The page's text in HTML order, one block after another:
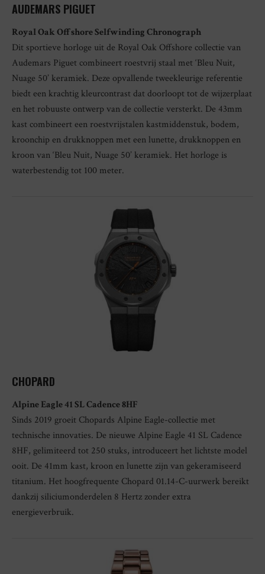
AUDEMARS PIGUET
Royal Oak Offshore Selfwinding Chronograph
Dit sportieve horloge uit de Royal Oak Offshore collectie van
Audemars Piguet combineert roestvrij staal met ‘Bleu Nuit,
Nuage 50’ keramiek. Deze opvallende tweekleurige referentie
biedt een krachtig kleurcontrast dat doorloopt tot de wijzerplaat
en het robuuste ontwerp van de collectie versterkt. De 43mm
kast combineert een roestvrijstalen kastmiddenstuk, bodem,
kroonchip en drukknoppen met een lunette, drukknoppen en
kroon van ‘Bleu Nuit, Nuage 50’ keramiek. Het horloge is
waterbestendig tot 100 meter.
CHOPARD
Alpine Eagle 41 SL Cadence 8HF
Sinds 2019 groeit Chopards Alpine Eagle-collectie met
technische innovaties. De nieuwe Alpine Eagle 41 SL Cadence
8HF, gelimiteerd tot 250 stuks, introduceert het lichtste model
ooit. De 41mm kast, kroon en lunette zijn van gekeramiseerd
titanium. Het hoogfrequente Chopard 01.14-C-uurwerk bereikt
dankzij siliciumonderdelen 8 Hertz zonder extra
energieverbruik.